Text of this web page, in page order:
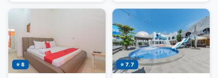
⭐ 8 ⭐ 7.7